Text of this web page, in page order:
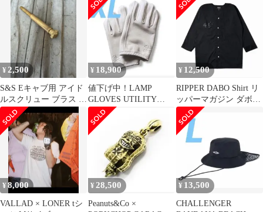
¥ 2,500
S&S Eキャブ用 アイド
ルスクリュー ブラス ハ
ーレーダビッドソン
¥ 18,900
値下げ中！LAMP
GLOVES UTILITY
GLOVE SHORTY
¥ 12,500
RIPPER DABO Shirt リ
ッパーマガジン ダボシ
ャツ 3L 新品
¥8,000
VALLAD × LONER tシ
¥ 28,500
Peanuts&Co ×
¥ 13,500
CHALLENGER